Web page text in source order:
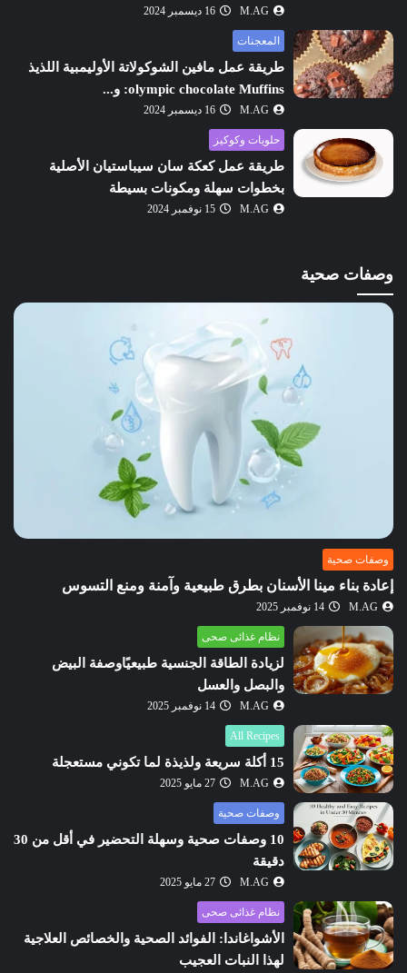
M.AG 16 ديسمبر 2024
المعجنات
طريقة عمل مافين الشوكولاتة الأوليمبية اللذيذ
olympic chocolate Muffins: و...
M.AG 16 ديسمبر 2024
حلويات وكوكيز
طريقة عمل كعكة سان سيباستيان الأصلية
بخطوات سهلة ومكونات بسيطة
M.AG 15 نوفمبر 2024
وصفات صحية
وصفات صحية
إعادة بناء مينا الأسنان بطرق طبيعية وآمنة ومنع التسوس
M.AG 14 نوفمبر 2025
نظام غذائى صحى
لزيادة الطاقة الجنسية طبيعيًاوصفة البيض
والبصل والعسل
M.AG 14 نوفمبر 2025
All Recipes
15 أكلة سريعة ولذيذة لما تكوني مستعجلة
M.AG 27 مايو 2025
وصفات صحية
10 وصفات صحية وسهلة التحضير في أقل من 30
دقيقة
M.AG 27 مايو 2025
نظام غذائى صحى
الأشواغاندا: الفوائد الصحية والخصائص العلاجية
لهذا النبات العجيب